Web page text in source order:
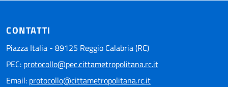
CONTATTI
Piazza Italia - 89125 Reggio Calabria (RC)
PEC: protocollo@pec.cittametropolitana.rc.it
Email: protocollo@cittametropolitana.rc.it